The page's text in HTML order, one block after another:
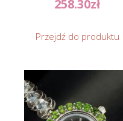
258.30zł
Przejdź do produktu